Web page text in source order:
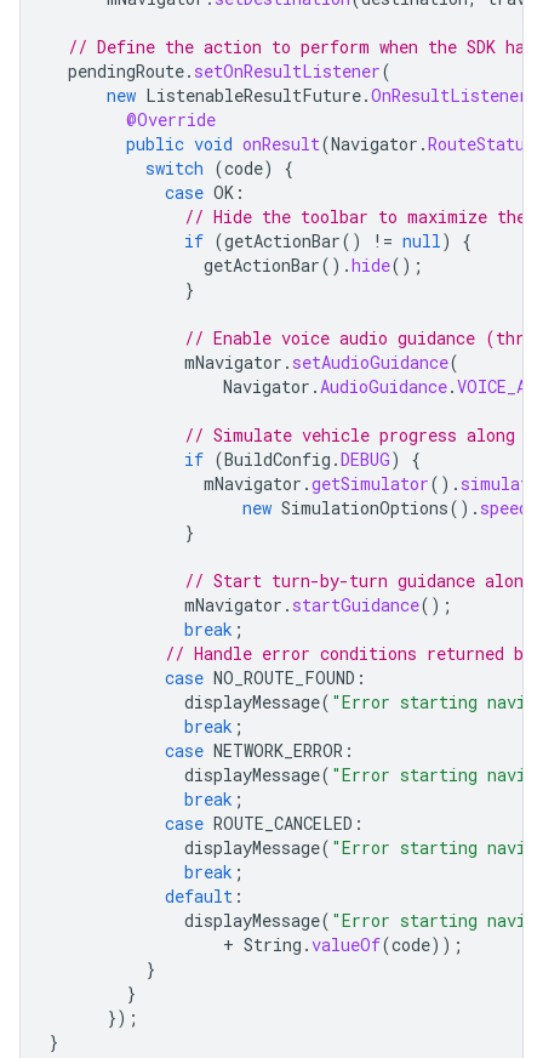
// Define the action to perform when the SDK
pendingRoute. setOnResultListener(
new ListenableResultFuture.
@Override
public void onResult(Navigator .RouteStatus
switch (code)
{
case OK :
// Hide the toolbar to maximize the
if (getActionBar() != null)
{
getActionBar().hide();
}
// Enable voice audio guidance
mNavigator . setAudioGuidance(
Navigator .AudioGuidance.
// Simulate vehicle progress along
if (BuildConfig .DEBUG)
{
mNavigator .getSimulator().
new SimulationOptions().
}
// Start turn-by-turn guidance
mNavigator . startGuidance();
break ;
// Handle error conditions returned
case NO_ROUTE_FOUND :
displayMessage( "Error starting
break ;
case NETWORK_ERROR :
displayMessage( "Error starting
break ;
case ROUTE_CANCELED :
displayMessage( "Error starting
break ;
default :
displayMessage( "Error starting
+ String .valueOf(code));
}
}
});
}